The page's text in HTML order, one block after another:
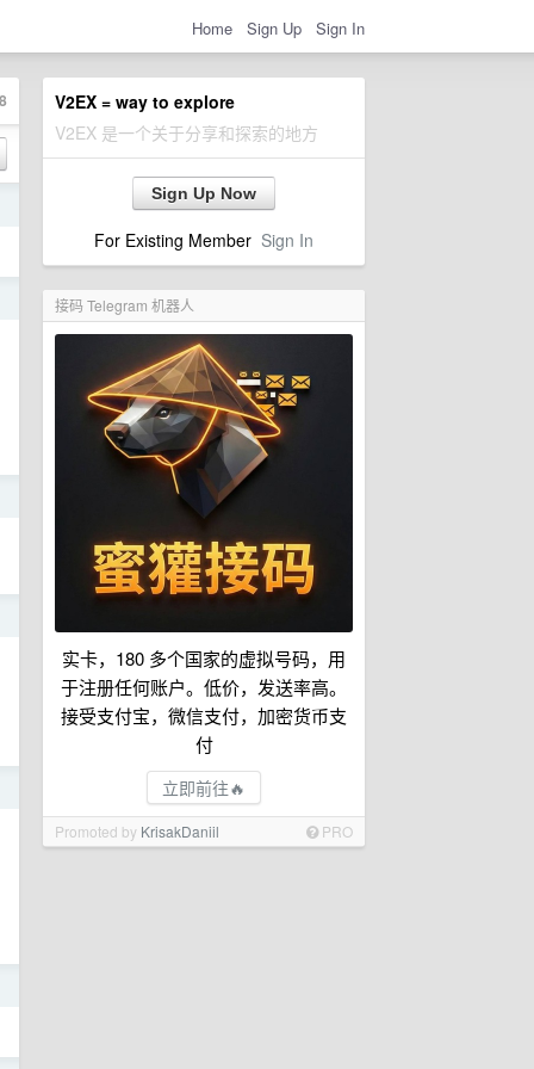
Home Sign Up Sign In
V2EX = way to explore
V2EX 是一个关于分享和探索的地方
Sign Up Now
For Existing Member Sign In
接码 Telegram 机器人
实卡，180 多个国家的虚拟号码，用
于注册任何账户。低价，发送率高。
接受支付宝，微信支付，加密货币支
付
立即前往🔥
Promoted by KrisakDaniil PRO